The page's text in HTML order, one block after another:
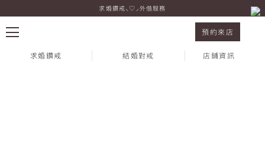
Special Campaign ✧ 巨城店 SOGO年中慶新品
求婚鑽戒⸜♡⸝外借服務
預約來店
求婚鑽戒 結婚對戒 店鋪資訊